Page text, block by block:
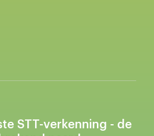
STT-verkenning - de